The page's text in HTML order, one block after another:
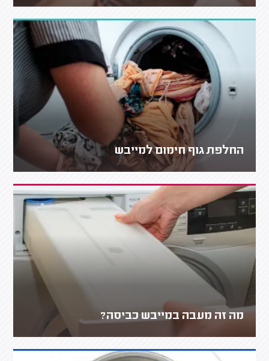
החלפת גוף חימום למייבש
מה זה מעבה במייבש כביסה?